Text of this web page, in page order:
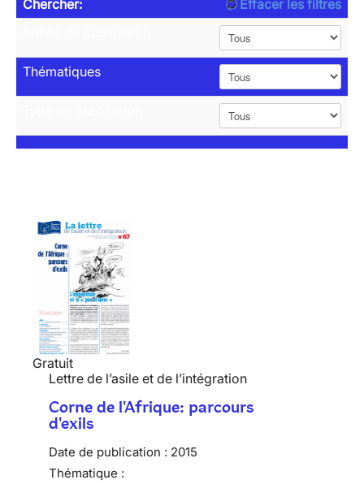
Chercher:
Effacer les filtres
Thématiques
Gratuit
Lettre de l’asile et de l’intégration
Corne de l'Afrique: parcours
d'exils
Date de publication : 2015
Thématique :